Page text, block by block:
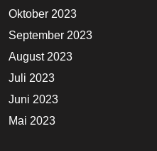
Oktober 2023
September 2023
August 2023
Juli 2023
Juni 2023
Mai 2023